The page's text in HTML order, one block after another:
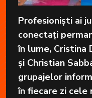
Profesioniști ai
conectați
în lume, Cristina
și Christian
grupajelor
în fiecare zi